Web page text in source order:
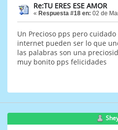
Re:TU ERES ESE AMOR
« Respuesta #18 en: 02 de
Un Precioso pps pero
internet pueden ser lo que
las palabras son una
muy bonito pps felicidades